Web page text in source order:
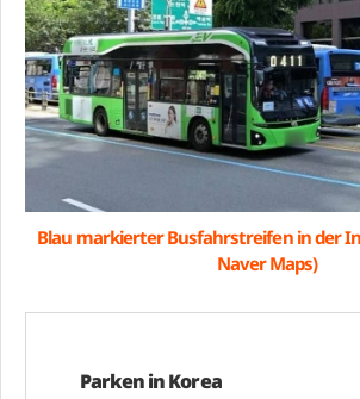
Blau markierter Busfahrstreifen in der
Naver Maps)
Parken in Korea